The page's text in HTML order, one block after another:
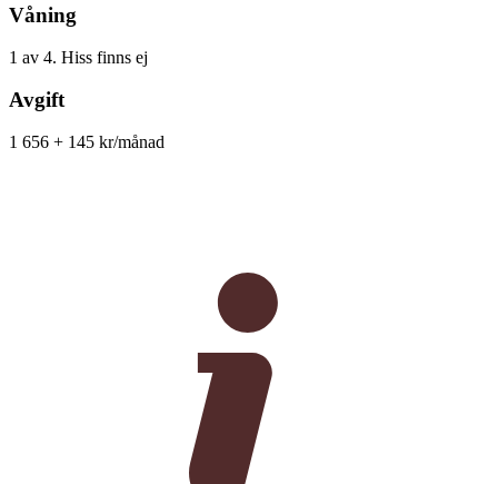
Våning
1 av 4. Hiss finns ej
Avgift
1 656 + 145 kr/månad